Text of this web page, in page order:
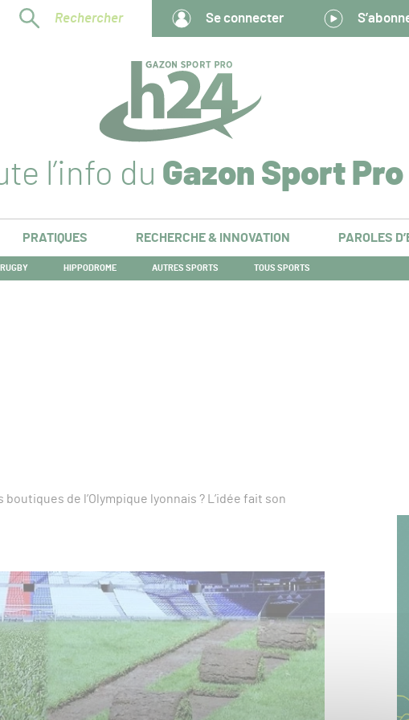
Rechercher Se connecter
l’info du Gazon Sport Pro
PRATIQUES RECHERCHE & INNOVATION PAROLES
RUGBY HIPPODROME AUTRES SPORTS TOUS SPORTS
de l’Olympique lyonnais ? L’idée fait son